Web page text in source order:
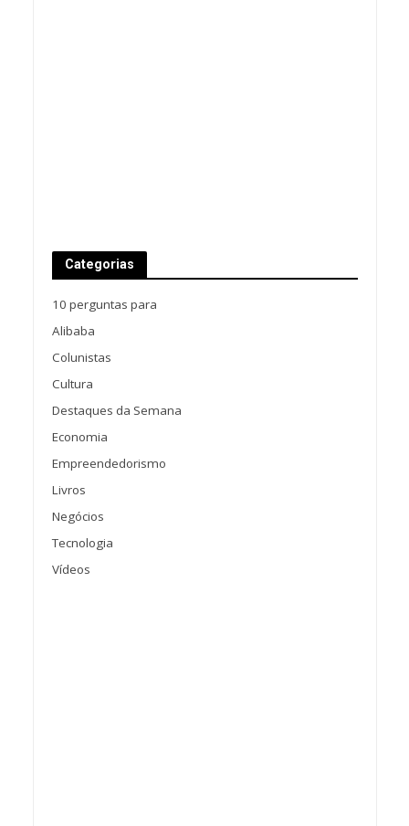
Categorias
10 perguntas para
Alibaba
Colunistas
Cultura
Destaques da Semana
Economia
Empreendedorismo
Livros
Negócios
Tecnologia
Vídeos